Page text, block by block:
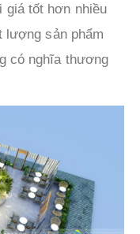
giá tốt hơn nhiều
sản phẩm
có nghĩa thương